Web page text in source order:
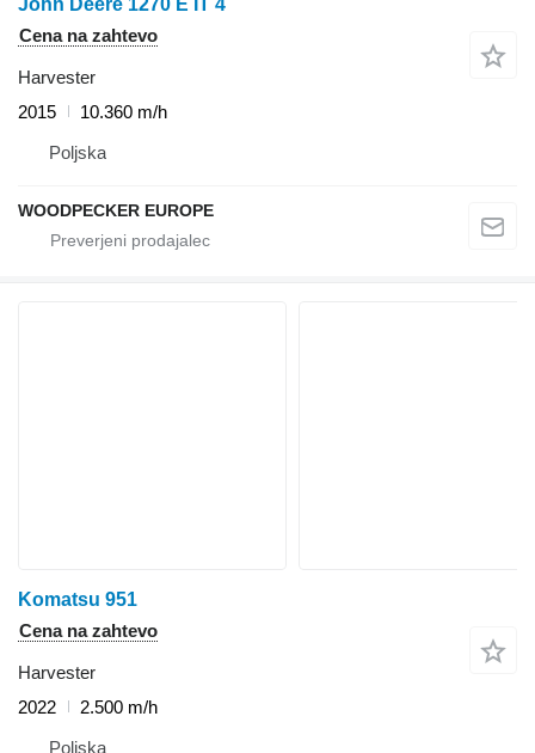
John Deere 1270 E IT 4
Cena na zahtevo
Harvester
2015
10.360 m/h
Poljska
WOODPECKER EUROPE
Komatsu 951
Cena na zahtevo
Harvester
2022
2.500 m/h
Poljska